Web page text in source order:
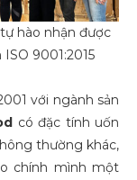
hào nhận được
9001:2015
với ngành sản
có đặc tính uốn
thường khác,
chính mình một